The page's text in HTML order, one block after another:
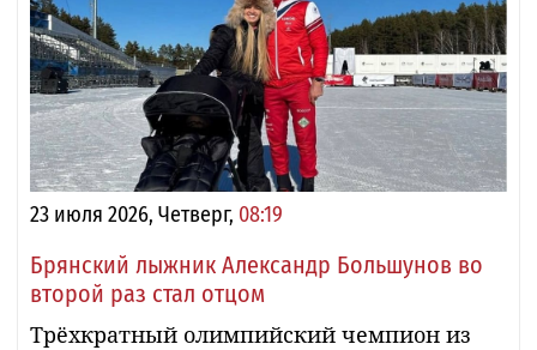
23 июля 2026, Четверг, 08:19
Брянский лыжник Александр Большунов во
второй раз стал отцом
Трёхкратный олимпийский чемпион из